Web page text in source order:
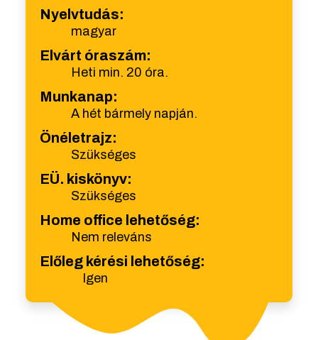
Nyelvtudás:
magyar
Elvárt óraszám:
Heti min. 20 óra.
Munkanap:
A hét bármely napján.
Önéletrajz:
Szükséges
EÜ. kiskönyv:
Szükséges
Home office lehetőség:
Nem releváns
Előleg kérési lehetőség:
Igen